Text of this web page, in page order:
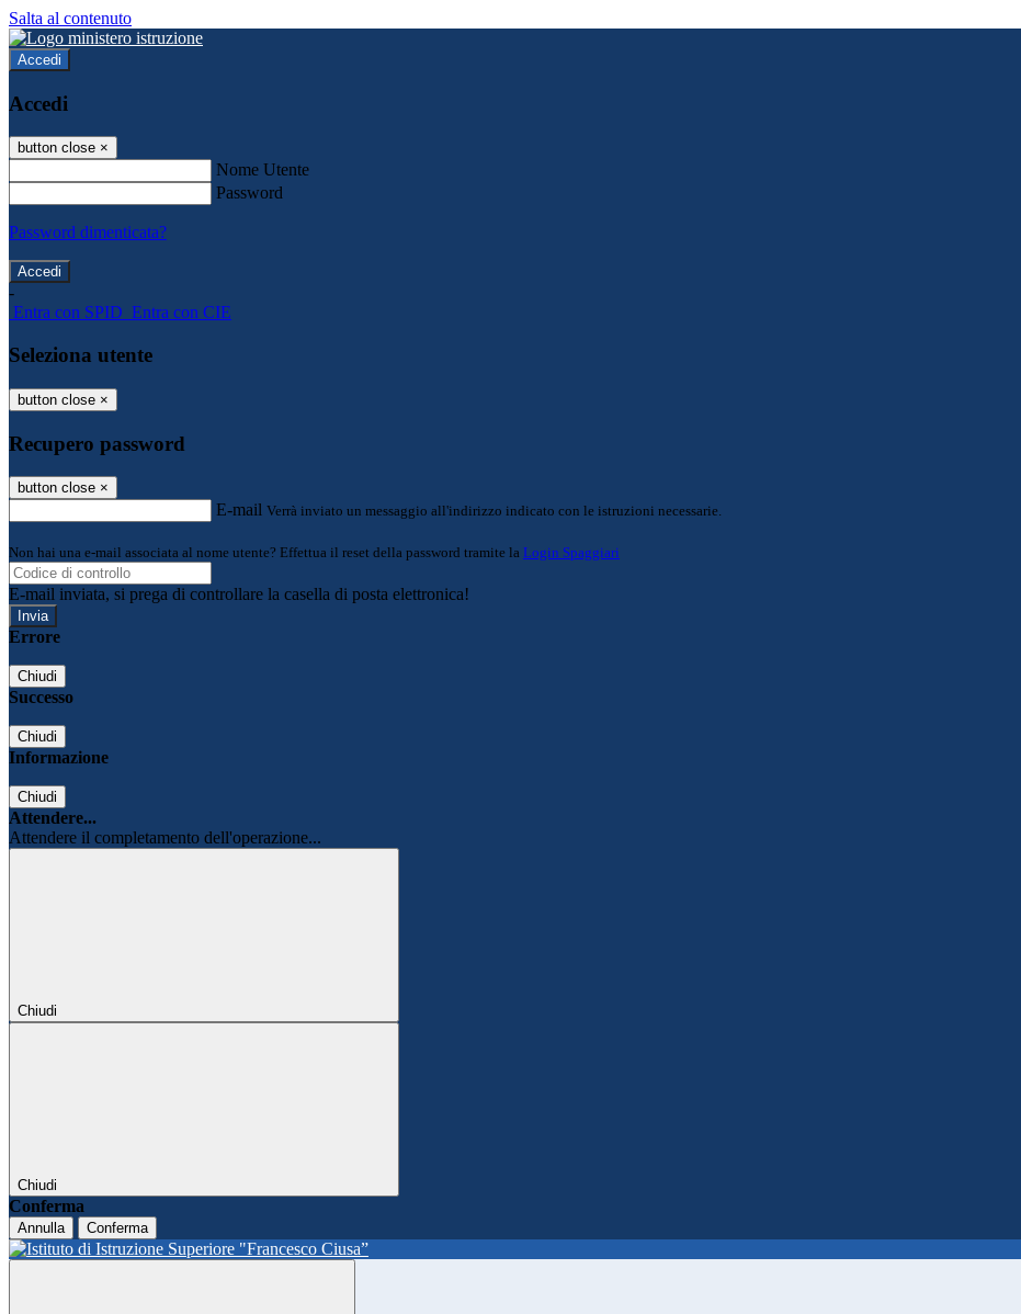
Salta al contenuto
Accedi
Accedi
button close ×
Nome Utente
Password
Password dimenticata?
-
Entra con SPID Entra con CIE
Seleziona utente
button close ×
Recupero password
button close ×
E-mail Verrà inviato un messaggio all'indirizzo indicato con le istruzioni necessarie.
Non hai una e-mail associata al nome utente? Effettua il reset della password tramite la Login Spaggiari
E-mail inviata, si prega di controllare la casella di posta elettronica!
Errore
Chiudi
Successo
Chiudi
Informazione
Chiudi
Attendere...
Attendere il completamento dell'operazione...
Chiudi
Chiudi
Conferma
Annulla Conferma